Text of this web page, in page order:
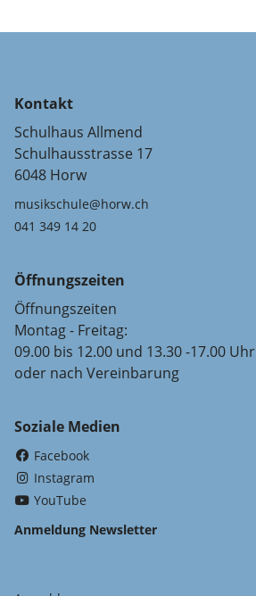
Kontakt
Schulhaus Allmend
Schulhausstrasse 17
6048 Horw
musikschule@horw.ch
041 349 14 20
Öffnungszeiten
Öffnungszeiten
Montag - Freitag:
09.00 bis 12.00 und 13.30 -17.00 Uhr
oder nach Vereinbarung
Soziale Medien
Facebook
Instagram
YouTube
Anmeldung Newsletter